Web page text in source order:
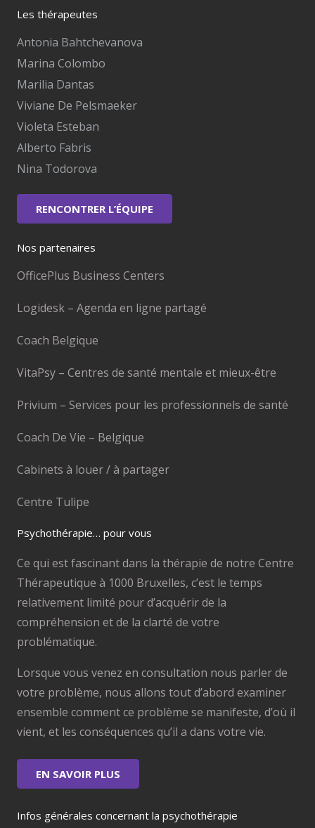
Les thérapeutes
Antonia Bahtchevanova
Marina Colombo
Marilia Dantas
Viviane De Pelsmaeker
Violeta Esteban
Alberto Fabris
Nina Todorova
RENCONTRER L’ÉQUIPE
Nos partenaires
OfficePlus Business Centers
Logidesk – Agenda en ligne partagé
Coach Belgique
VitaPsy – Centres de santé mentale et mieux-être
Privium – Services pour les professionnels de santé
Coach De Vie – Belgique
Cabinets à louer / à partager
Centre Tulipe
Psychothérapie… pour vous
Ce qui est fascinant dans la thérapie de notre Centre
Thérapeutique à 1000 Bruxelles, c’est le temps
relativement limité pour d’acquérir de la
compréhension et de la clarté de votre
problématique.
Lorsque vous venez en consultation nous parler de
votre problème, nous allons tout d’abord examiner
ensemble comment ce problème se manifeste, d’où il
vient, et les conséquences qu’il a dans votre vie.
EN SAVOIR PLUS
Infos générales concernant la psychothérapie